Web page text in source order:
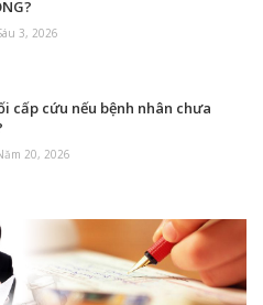
3, 2026
cấp cứu nếu bệnh nhân chưa
20, 2026